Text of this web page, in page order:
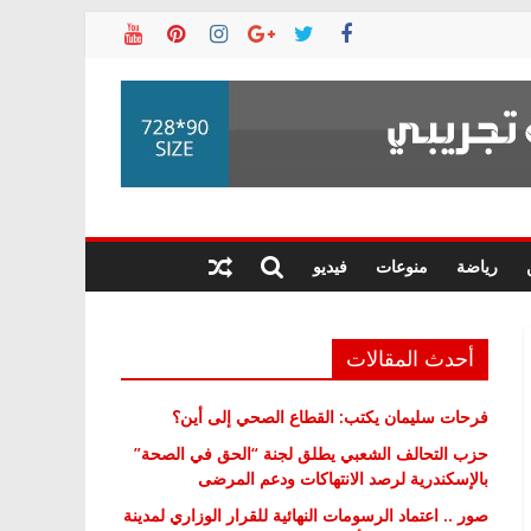
رياضة منوعات فيديو
أحدث المقالات
فرحات سليمان يكتب: القطاع الصحي إلى أين؟
حزب التحالف الشعبي يطلق لجنة “الحق في الصحة”
بالإسكندرية لرصد الانتهاكات ودعم المرضى
صور .. اعتماد الرسومات النهائية للقرار الوزاري لمدينة